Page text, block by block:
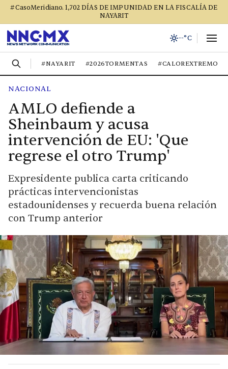
#CasoMeridiano. 1,702 DÍAS DE IMPUNIDAD EN LA FISCALÍA DE
NAYARIT
--°C
#NAYARIT #2026TORMENTAS #CALOREXTREMO
NACIONAL
AMLO defiende a
Sheinbaum y acusa
intervención de EU: 'Que
regrese el otro Trump'
Expresidente publica carta criticando
prácticas intervencionistas
estadounidenses y recuerda buena relación
con Trump anterior